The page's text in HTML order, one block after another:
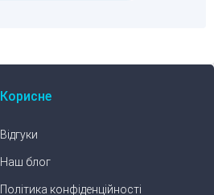
Корисне
Відгуки
Наш блог
Політика конфіденційності